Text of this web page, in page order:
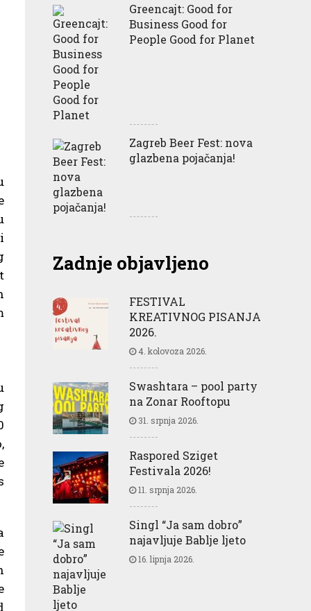
Greencajt: Good for
Business Good for
People Good for Planet
Zagreb Beer Fest: nova
glazbena pojačanja!
Zadnje objavljeno
FESTIVAL
KREATIVNOG PISANJA
2026.
4. kolovoza 2026.
Swashtara – pool party
na Zonar Rooftopu
31. srpnja 2026.
Raspored Sziget
Festivala 2026!
11. srpnja 2026.
Singl “Ja sam dobro”
najavljuje Bablje ljeto
16. lipnja 2026.